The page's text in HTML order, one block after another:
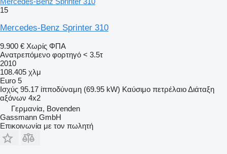
15
Mercedes-Benz Sprinter 310
9.900 € Χωρίς ΦΠΑ
Ανατρεπόμενο φορτηγό < 3.5τ
2010
108.405 χλμ
Euro 5
Ισχύς 95.17 ίπποδύναμη (69.95 kW) Καύσιμο πετρέλαιοΔιάταξη
αξόνων 4x2
Γερμανία, Bovenden
Gassmann GmbH
Επικοινωνία με τον πωλητή